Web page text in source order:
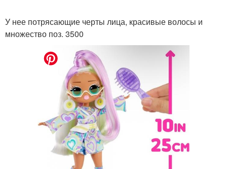
У нее потрясающие черты лица, красивые волосы и
множество поз. 3500